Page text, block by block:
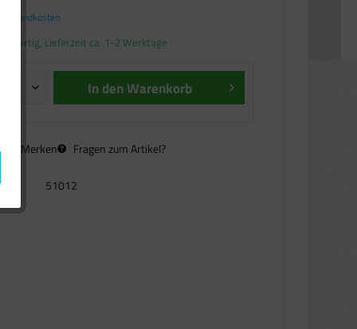
Lieferzeit ca. 1-2 Werktage
In denWarenkorb
Merken Fragen zum Artikel?
51012